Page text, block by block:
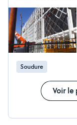
ou la soudure, tout
finitions impeccables. Très professionnel, ponctuel
l’écoute, il sait
techniques.
Soudure
Voir le